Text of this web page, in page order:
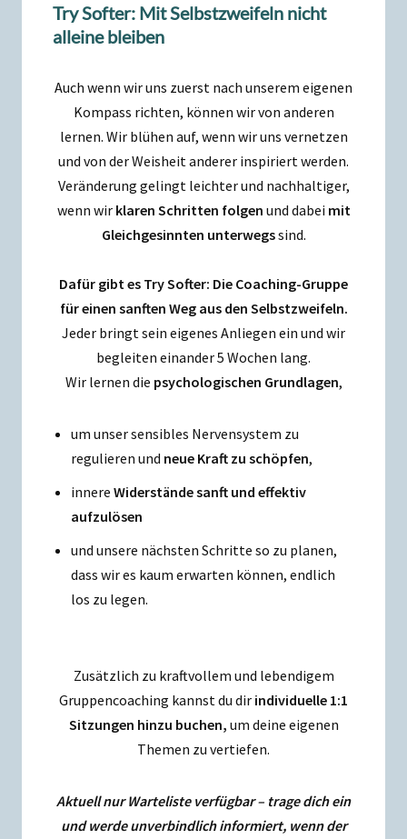
Try Softer: Mit Selbstzweifeln nicht
alleine bleiben
Auch wenn wir uns zuerst nach unserem eigenen
Kompass richten, können wir von anderen
lernen. Wir blühen auf, wenn wir uns vernetzen
und von der Weisheit anderer inspiriert werden.
Veränderung gelingt leichter und nachhaltiger,
wenn wir klaren Schritten folgen und dabei mit
Gleichgesinnten unterwegssind.
Dafür gibt es Try Softer: Die Coaching-Gruppe
für einen sanften Weg aus den Selbstzweifeln.
Jeder bringt sein eigenes Anliegen ein und wir
begleiten einander 5 Wochen lang.
Wir lernen die psychologischen Grundlagen,
um unser sensibles Nervensystem zu
regulieren und neue Kraft zu schöpfen,
innere Widerstände sanft und effektiv
aufzulösen
und unsere nächsten Schritte so zu planen,
dass wir es kaum erwarten können, endlich
los zu legen.
Zusätzlich zu kraftvollem und lebendigem
Gruppencoaching kannst du dir individuelle 1:1
Sitzungen hinzu buchen, um deine eigenen
Themen zu vertiefen.
Aktuell nur Warteliste verfügbar – trage dich ein
und werde unverbindlich informiert, wenn der